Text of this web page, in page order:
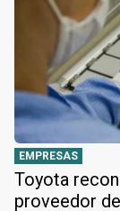
EMPRESAS
Toyota
proveedor